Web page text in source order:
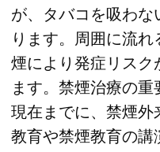
が、タバコを吸わ
ります。周囲に流
煙により発症リスク
ます。禁煙治療の重
現在までに、禁煙外
教育や禁煙教育の講